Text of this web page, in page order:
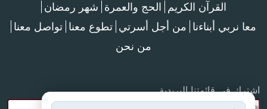
القرآن الكريم الحج والعمرة شهر رمضان
معا نربي أبناءنا من أجل أسرتي تطوع معنا تواصل معنا
من نحن
اشترك في قائمتنا البريدية